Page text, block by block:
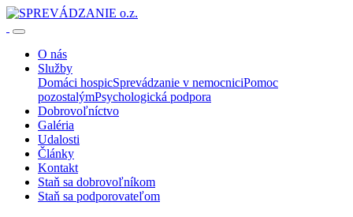
O nás
Služby
Domáci hospicSprevádzanie v nemocniciPomoc
pozostalýmPsychologická podpora
Dobrovoľníctvo
Galéria
Udalosti
Články
Kontakt
Staň sa dobrovoľníkom
Staň sa podporovateľom